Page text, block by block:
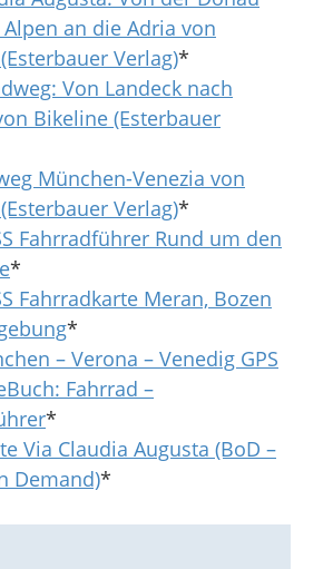
an die Adria von
Verlag)*
Von Landeck nach
Bikeline (Esterbauer
München-Venezia von
Verlag)*
Fahrradführer Rund um den
*
Fahrradkarte Meran, Bozen
*
– Verona – Venedig GPS
Fahrrad –
*
Via Claudia Augusta (BoD –
Demand)*